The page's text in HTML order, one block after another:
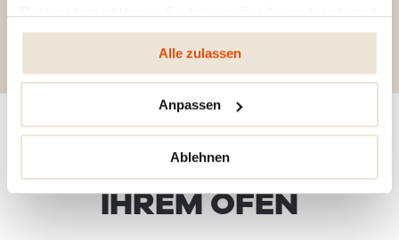
ändern oder widerrufen.
Alle zulassen
Anpassen
Ablehnen
3 SCHRITTE ZU
IHREM OFEN